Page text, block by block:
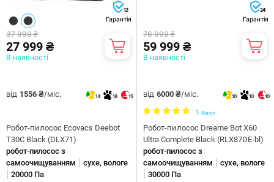
12
Гарантія
37 999 ₴
27 999 ₴
В наявності
від 1556 ₴/міс. 14 18 15
Робот-пилосос Ecovacs Deebot
T30C Black (DLX71)
робот-пилосос з
самоочищуванням
сухе, вологе
20000 Па
24
Гарантія
76 999 ₴
59 999 ₴
В наявності
від 6000 ₴/міс. 10 10 10
1 Відгук
Робот-пилосос Dreame Bot X60
Ultra Complete Black (RLX87DE-bl)
робот-пилосос з
самоочищуванням
сухе, вологе
30000 Па